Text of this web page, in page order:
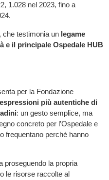
1.028 nel 2023, fino a
che testimonia unlegame
e il principale Ospedale HUB
per la Fondazione
più autentiche di
: un gesto semplice, ma
concreto per l’Ospedale e
frequentano perché hanno
proseguendo la propria
le risorse raccolte al